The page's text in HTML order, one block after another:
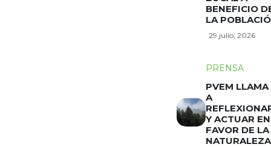
BENEFICIO
LA
29 julio, 2026
PRENSA
PVEM LLAMA
A
Y ACTUAR EN
FAVOR DE LA
NATURALEZA